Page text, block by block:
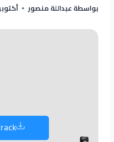
بواسطةعبداللة منصور أكتوبر 15,